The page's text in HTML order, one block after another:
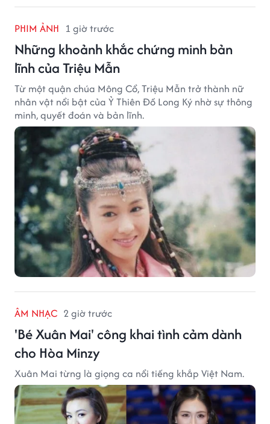
PHIM ẢNH 1 giờ trước
Những khoảnh khắc chứng minh bản
lĩnh của Triệu Mẫn
Từ một quận chúa Mông Cổ, Triệu Mẫn trở thành nữ
nhân vật nổi bật của Ỷ Thiên Đồ Long Ký nhờ sự thông
minh, quyết đoán và bản lĩnh.
ÂM NHẠC 2 giờ trước
'Bé Xuân Mai' công khai tình cảm dành
cho Hòa Minzy
Xuân Mai từng là giọng ca nổi tiếng khắp Việt Nam.